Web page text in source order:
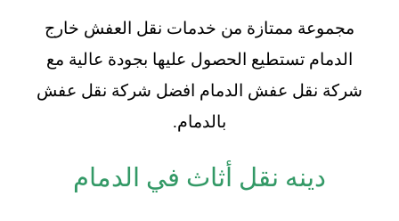
مجموعة ممتازة من خدمات نقل العفش خارج
الدمام تستطيع الحصول عليها بجودة عالية مع
شركة نقل عفش الدمام افضل شركة نقل عفش
بالدمام.
دينه نقل أثاث في الدمام